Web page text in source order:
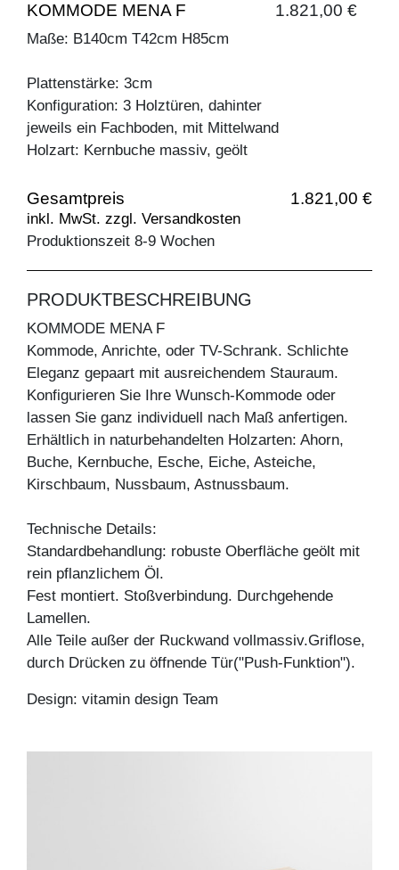
KOMMODE MENA F 1.821,00 €
Maße: B140cm T42cm H85cm
Plattenstärke: 3cm
Konfiguration: 3 Holztüren, dahinter
jeweils ein Fachboden, mit Mittelwand
Holzart: Kernbuche massiv, geölt
Gesamtpreis 1.821,00 €
inkl. MwSt. zzgl. Versandkosten
Produktionszeit 8-9 Wochen
PRODUKTBESCHREIBUNG
KOMMODE MENA F
Kommode, Anrichte, oder TV-Schrank. Schlichte
Eleganz gepaart mit ausreichendem Stauraum.
Konfigurieren Sie Ihre Wunsch-Kommode oder
lassen Sie ganz individuell nach Maß anfertigen.
Erhältlich in naturbehandelten Holzarten: Ahorn,
Buche, Kernbuche, Esche, Eiche, Asteiche,
Kirschbaum, Nussbaum, Astnussbaum.
Technische Details:
Standardbehandlung: robuste Oberfläche geölt mit
rein pflanzlichem Öl.
Fest montiert. Stoßverbindung. Durchgehende
Lamellen.
Alle Teile außer der Ruckwand vollmassiv.Griflose,
durch Drücken zu öffnende Tür("Push-Funktion").
Design: vitamin design Team